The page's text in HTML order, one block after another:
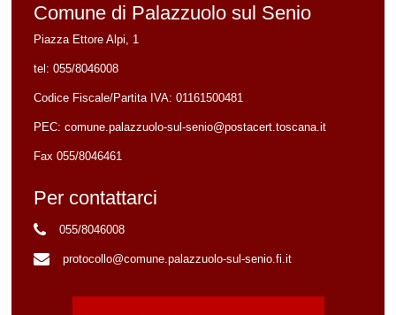
Comune di Palazzuolo sul Senio
Piazza Ettore Alpi, 1
tel: 055/8046008
Codice Fiscale/Partita IVA: 01161500481
PEC: comune.palazzuolo-sul-senio@postacert.toscana.it
Fax 055/8046461
Per contattarci
055/8046008
protocollo@comune.palazzuolo-sul-senio.fi.it